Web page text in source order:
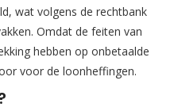
wat volgens de rechtbank
Omdat de feiten van
hebben op onbetaalde
voor de loonheffingen.